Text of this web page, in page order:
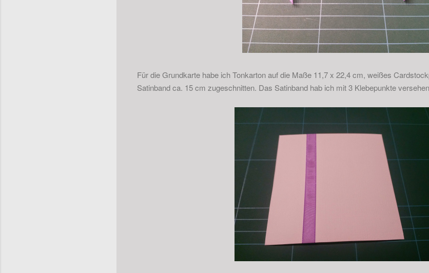
Für die Grundkarte habe ich Tonkarton auf die Maße 11,7 x 22,4 cm, weißes
Satinband ca. 15 cm zugeschnitten. Das Satinband hab ich mit 3 Klebepunkte